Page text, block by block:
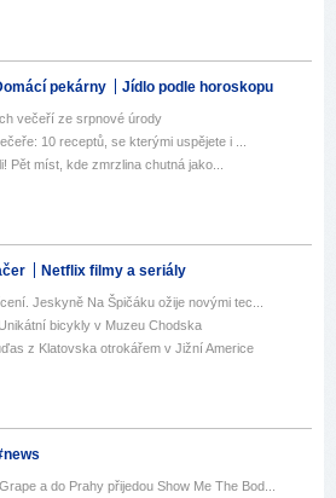
pekárny Jídlo podle horoskopu
večeří ze srpnové úrody
10 receptů, se kterými uspějete i ...
Pět míst, kde zmrzlina chutná jako...
Netflix filmy a seriály
Jeskyně Na Špičáku ožije novými tec...
bicykly v Muzeu Chodska
z Klatovska otrokářem v Jižní Americe
a do Prahy přijedou Show Me The Bod...